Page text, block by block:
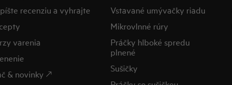
recenziu a vyhrajte
varenia
& novinky 🡕
Vstavané umývačky riadu
Mikrovlnné rúry
Práčky hlboké spredu
plnené
Sušičky